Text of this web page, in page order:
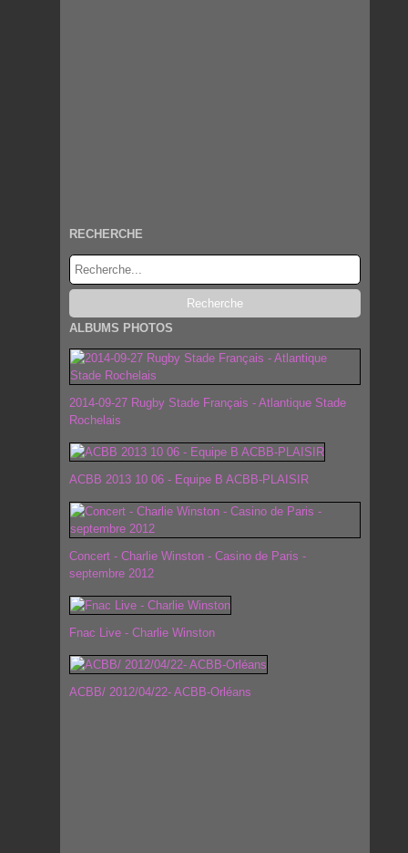
RECHERCHE
ALBUMS PHOTOS
2014-09-27 Rugby Stade Français - Atlantique Stade
Rochelais
ACBB 2013 10 06 - Equipe B ACBB-PLAISIR
Concert - Charlie Winston - Casino de Paris -
septembre 2012
Fnac Live - Charlie Winston
ACBB/ 2012/04/22- ACBB-Orléans